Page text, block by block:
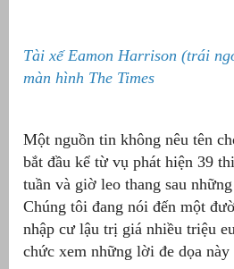
Tài xế Eamon Harrison (trái
màn hình The Times
Một nguồn tin không nêu tên
bắt đầu kể từ vụ phát hiện 39
tuần và giờ leo thang sau
Chúng tôi đang nói đến một
nhập cư lậu trị giá nhiều triệu
chức xem những lời đe dọa